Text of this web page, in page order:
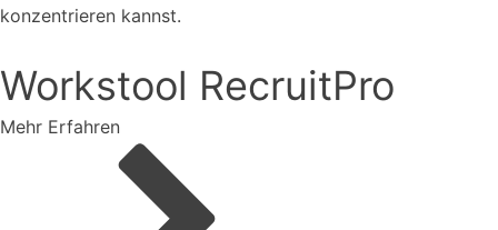
konzentrieren kannst.
Workstool RecruitPro
Mehr Erfahren